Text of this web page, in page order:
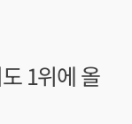
1위에 올